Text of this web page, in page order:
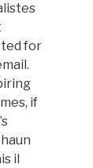
for
if
il